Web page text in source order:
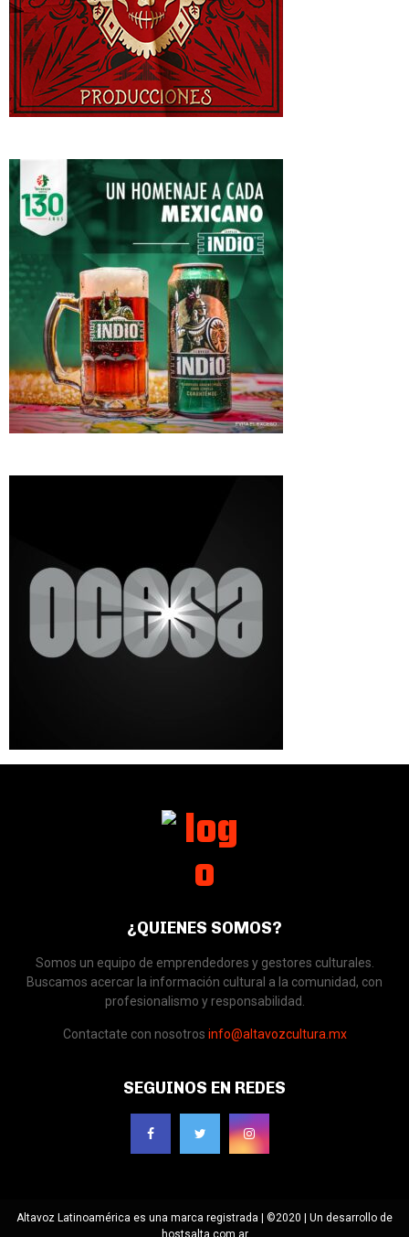
¿QUIENES SOMOS?
Somos un equipo de emprendedores y gestores culturales.
Buscamos acercar la información cultural a la comunidad, con
profesionalismo y responsabilidad.
Contactate con nosotros info@altavozcultura.mx
SEGUINOS EN REDES
Altavoz Latinoamérica es una marca registrada | ©2020 | Un desarrollo de
hostsalta.com.ar